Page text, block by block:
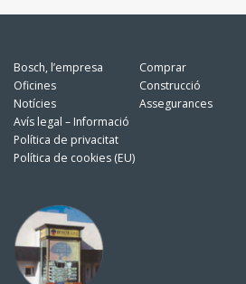
Bosch, l’empresa
Oficines
Notícies
Avís legal – Informació
Política de privacitat
Política de cookies (EU)
Comprar
Construcció
Assegurances